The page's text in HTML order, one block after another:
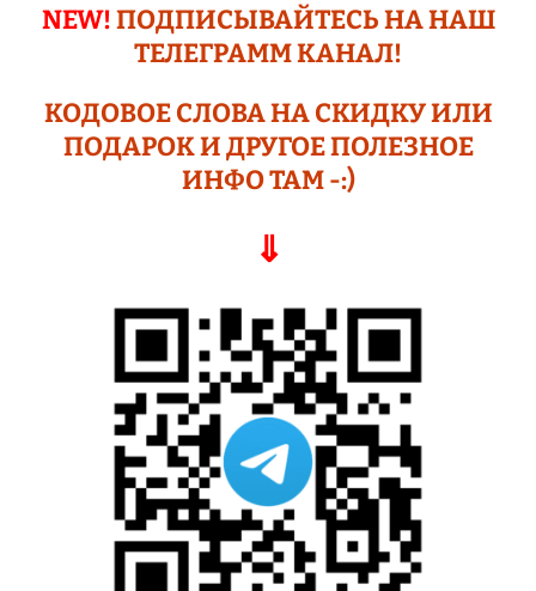
NEW!ПОДПИСЫВАЙТЕСЬ НА НАШ
ТЕЛЕГРАМM КАНАЛ!
КОДОВОЕ СЛОВА НА СКИДКУ ИЛИ
ПОДАРОК И ДРУГОЕПОЛЕЗНОЕ
ИНФО ТАМ -:)
⇓